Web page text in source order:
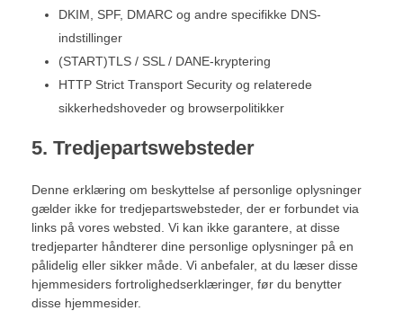
DKIM, SPF, DMARC og andre specifikke DNS-
indstillinger
(START)TLS / SSL / DANE-kryptering
HTTP Strict Transport Security og relaterede
sikkerhedshoveder og browserpolitikker
5. Tredjepartswebsteder
Denne erklæring om beskyttelse af personlige oplysninger
gælder ikke for tredjepartswebsteder, der er forbundet via
links på vores websted. Vi kan ikke garantere, at disse
tredjeparter håndterer dine personlige oplysninger på en
pålidelig eller sikker måde. Vi anbefaler, at du læser disse
hjemmesiders fortrolighedserklæringer, før du benytter
disse hjemmesider.